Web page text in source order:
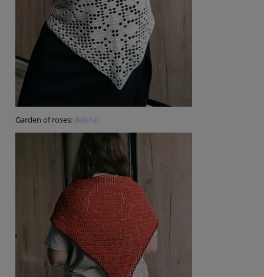
Garden of roses:(kliknij)